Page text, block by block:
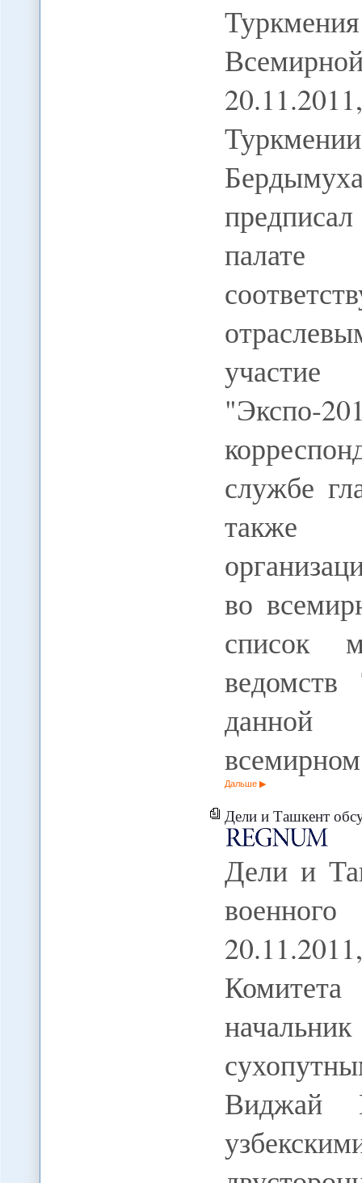
службе
также
во
список
данной
Дальше
Дели и Ташкент
Дели и
Виджай